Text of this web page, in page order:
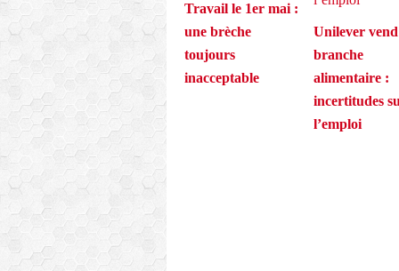
Travail le 1er mai :
une brèche
toujours
inacceptable
Unilever vend
branche
alimentaire :
incertitudes
l’emploi